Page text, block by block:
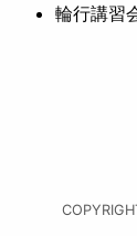
輪行講習